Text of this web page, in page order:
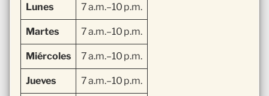
Lunes 7 a.m.–10 p.m.
Martes 7 a.m.–10 p.m.
Miércoles 7 a.m.–10 p.m.
Jueves 7 a.m.–10 p.m.